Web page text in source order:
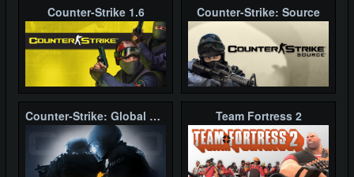
Counter-Strike 1.6 Counter-Strike: Source
Counter-Strike: Global Offensive Team Fortress 2